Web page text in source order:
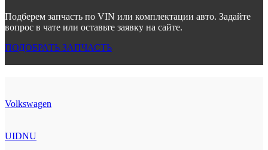
Подберем запчасть по VIN или комплектации авто. Задайте
вопрос в чате или оставьте заявку на сайте.
ПОДОБРАТЬ ЗАПЧАСТЬ
Volkswagen
UIDNU